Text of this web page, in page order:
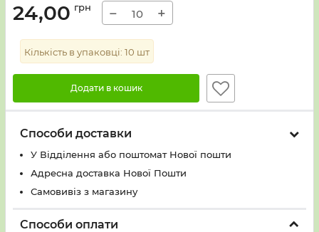
24,00 грн − +
Кількість в упаковці: 10 шт
Додати в кошик
Способи доставки
У Вiддiлення або поштомат Нової пошти
Адресна доставка Нової Пошти
Самовивіз з магазину
Способи оплати